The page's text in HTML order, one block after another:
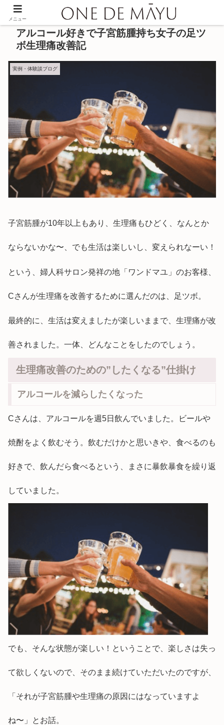
アルコール好きで子宮筋腫持ち女子の足ツ
ボ生理痛改善記
実例・体験談ブログ
子宮筋腫が10年以上もあり、生理痛もひどく、なんとか
ならないかな〜、でも生活は楽しいし、変えられなーい！
という、婦人科サロン発祥の地「ワンドマユ」のお客様、
Cさんが生理痛を改善するために選んだのは、足ツボ。
最終的に、生活は変えましたが楽しいままで、生理痛が改
善されました。一体、どんなことをしたのでしょう。
生理痛改善のための”したくなる”仕掛け
アルコールを減らしたくなった
Cさんは、アルコールを週5日飲んでいました。ビールや
焼酎をよく飲むそう。飲むだけかと思いきや、食べるのも
好きで、飲んだら食べるという、まさに暴飲暴食を繰り返
していました。
でも、そんな状態が楽しい！ということで、楽しさは失っ
て欲しくないので、そのまま続けていただいたのですが、
「それが子宮筋腫や生理痛の原因にはなっていますよ
ね〜」とお話。
メニュー